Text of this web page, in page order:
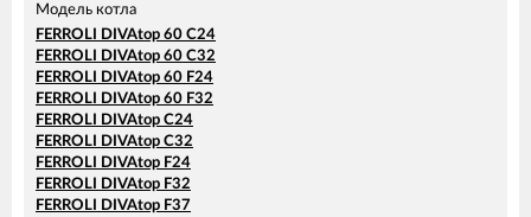
Модель котла
FERROLI DIVAtop 60 C24
FERROLI DIVAtop 60 C32
FERROLI DIVAtop 60 F24
FERROLI DIVAtop 60 F32
FERROLI DIVAtop C24
FERROLI DIVAtop C32
FERROLI DIVAtop F24
FERROLI DIVAtop F32
FERROLI DIVAtop F37